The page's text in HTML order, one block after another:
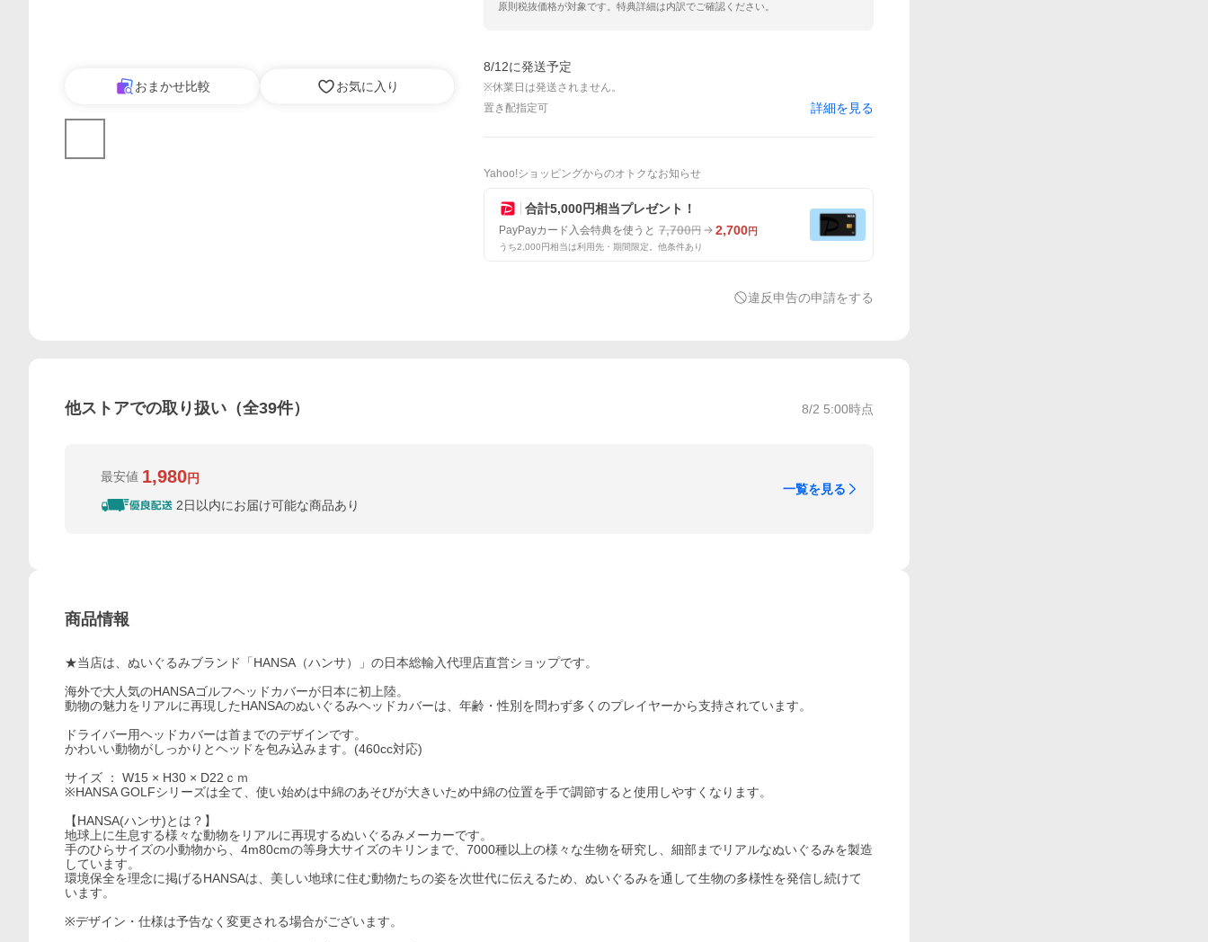
おまかせ比較 お気に入り
原則税抜価格が対象です。特典詳細は内訳でご確認ください。
8/12に発送予定
※休業日は発送されません。
置き配指定可
詳細を見る
Yahoo!ショッピングからのオトクなお知らせ
合計5,000円相当プレゼント！
PayPayカード入会特典を使うと 7,700円 2,700円
うち2,000円相当は利用先・期間限定。他条件あり
違反申告の申請をする
他ストアでの取り扱い（全39件） 8/2 5:00時点
最安値 1,980円
2日以内にお届け可能な商品あり
一覧を見る
商品情報
★当店は、ぬいぐるみブランド「HANSA（ハンサ）」の日本総輸入代理店直営ショップです。
海外で大人気のHANSAゴルフヘッドカバーが日本に初上陸。
動物の魅力をリアルに再現したHANSAのぬいぐるみヘッドカバーは、年齢・性別を問わず多くのプレイヤーから支持されています。
ドライバー用ヘッドカバーは首までのデザインです。
かわいい動物がしっかりとヘッドを包み込みます。(460cc対応)
サイズ ： W15 × H30 × D22ｃｍ
※HANSA GOLFシリーズは全て、使い始めは中綿のあそびが大きいため中綿の位置を手で調節すると使用しやすくなります。
【HANSA(ハンサ)とは？】
地球上に生息する様々な動物をリアルに再現するぬいぐるみメーカーです。
手のひらサイズの小動物から、4m80cmの等身大サイズのキリンまで、7000種以上の様々な生物を研究し、細部までリアルなぬいぐるみを製造
しています。
環境保全を理念に掲げるHANSAは、美しい地球に住む動物たちの姿を次世代に伝えるため、ぬいぐるみを通して生物の多様性を発信し続けて
います。
※デザイン・仕様は予告なく変更される場合がございます。